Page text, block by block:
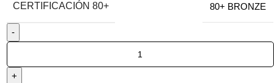
CERTIFICACIÓN 80+ 80+ BRONZE